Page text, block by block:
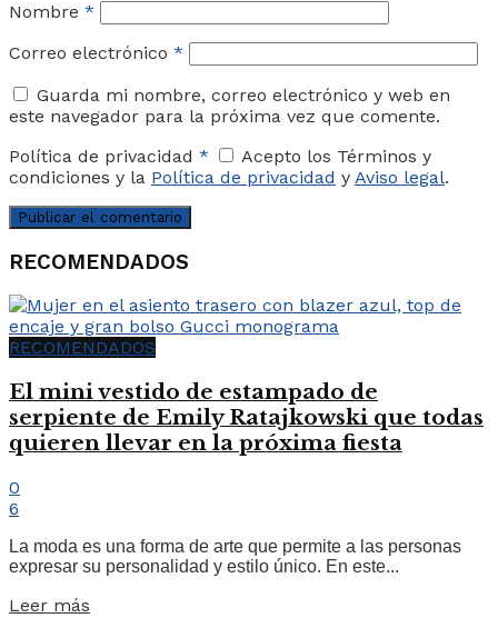
Nombre *
Correo electrónico *
Guarda mi nombre, correo electrónico y web en
este navegador para la próxima vez que comente.
Política de privacidad *
Acepto los Términos y
condiciones y la Política de privacidad y Aviso legal.
RECOMENDADOS
RECOMENDADOS
El mini vestido de estampado de
serpiente de Emily Ratajkowski que todas
quieren llevar en la próxima fiesta
0
6
La moda es una forma de arte que permite a las personas
expresar su personalidad y estilo único. En este...
Leer más